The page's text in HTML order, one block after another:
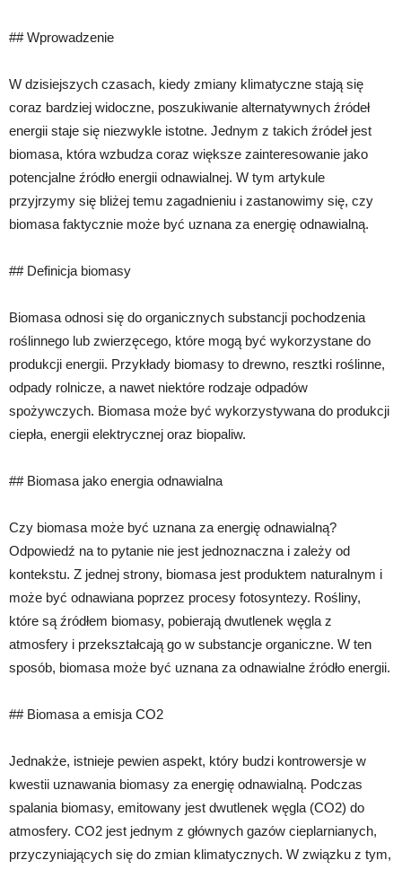
## Wprowadzenie
W dzisiejszych czasach, kiedy zmiany klimatyczne stają się
coraz bardziej widoczne, poszukiwanie alternatywnych źródeł
energii staje się niezwykle istotne. Jednym z takich źródeł jest
biomasa, która wzbudza coraz większe zainteresowanie jako
potencjalne źródło energii odnawialnej. W tym artykule
przyjrzymy się bliżej temu zagadnieniu i zastanowimy się, czy
biomasa faktycznie może być uznana za energię odnawialną.
## Definicja biomasy
Biomasa odnosi się do organicznych substancji pochodzenia
roślinnego lub zwierzęcego, które mogą być wykorzystane do
produkcji energii. Przykłady biomasy to drewno, resztki roślinne,
odpady rolnicze, a nawet niektóre rodzaje odpadów
spożywczych. Biomasa może być wykorzystywana do produkcji
ciepła, energii elektrycznej oraz biopaliw.
## Biomasa jako energia odnawialna
Czy biomasa może być uznana za energię odnawialną?
Odpowiedź na to pytanie nie jest jednoznaczna i zależy od
kontekstu. Z jednej strony, biomasa jest produktem naturalnym i
może być odnawiana poprzez procesy fotosyntezy. Rośliny,
które są źródłem biomasy, pobierają dwutlenek węgla z
atmosfery i przekształcają go w substancje organiczne. W ten
sposób, biomasa może być uznana za odnawialne źródło energii.
## Biomasa a emisja CO2
Jednakże, istnieje pewien aspekt, który budzi kontrowersje w
kwestii uznawania biomasy za energię odnawialną. Podczas
spalania biomasy, emitowany jest dwutlenek węgla (CO2) do
atmosfery. CO2 jest jednym z głównych gazów cieplarnianych,
przyczyniających się do zmian klimatycznych. W związku z tym,